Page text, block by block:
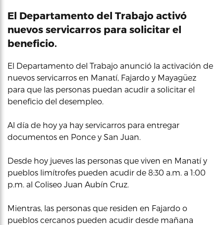
El Departamento del Trabajo activó
nuevos servicarros para solicitar el
beneficio.
El Departamento del Trabajo anunció la activación de
nuevos servicarros en Manatí, Fajardo y Mayagüez
para que las personas puedan acudir a solicitar el
beneficio del desempleo.
Al día de hoy ya hay servicarros para entregar
documentos en Ponce y San Juan.
Desde hoy jueves las personas que viven en Manatí y
pueblos limítrofes pueden acudir de 8:30 a.m. a 1:00
p.m. al Coliseo Juan Aubín Cruz.
Mientras, las personas que residen en Fajardo o
pueblos cercanos pueden acudir desde mañana